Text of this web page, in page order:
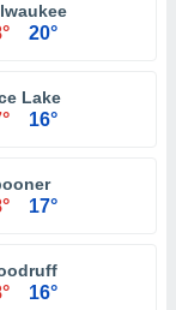
20°
Lake
16°
17°
16°